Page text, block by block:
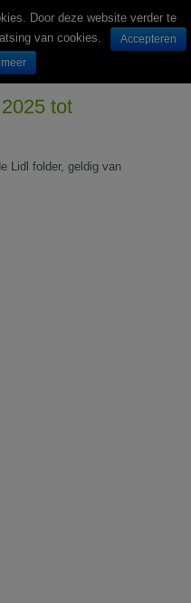
en winkels
tot
Lidl folder, geldig van
Door deze website verder te
van cookies.
Accepteren